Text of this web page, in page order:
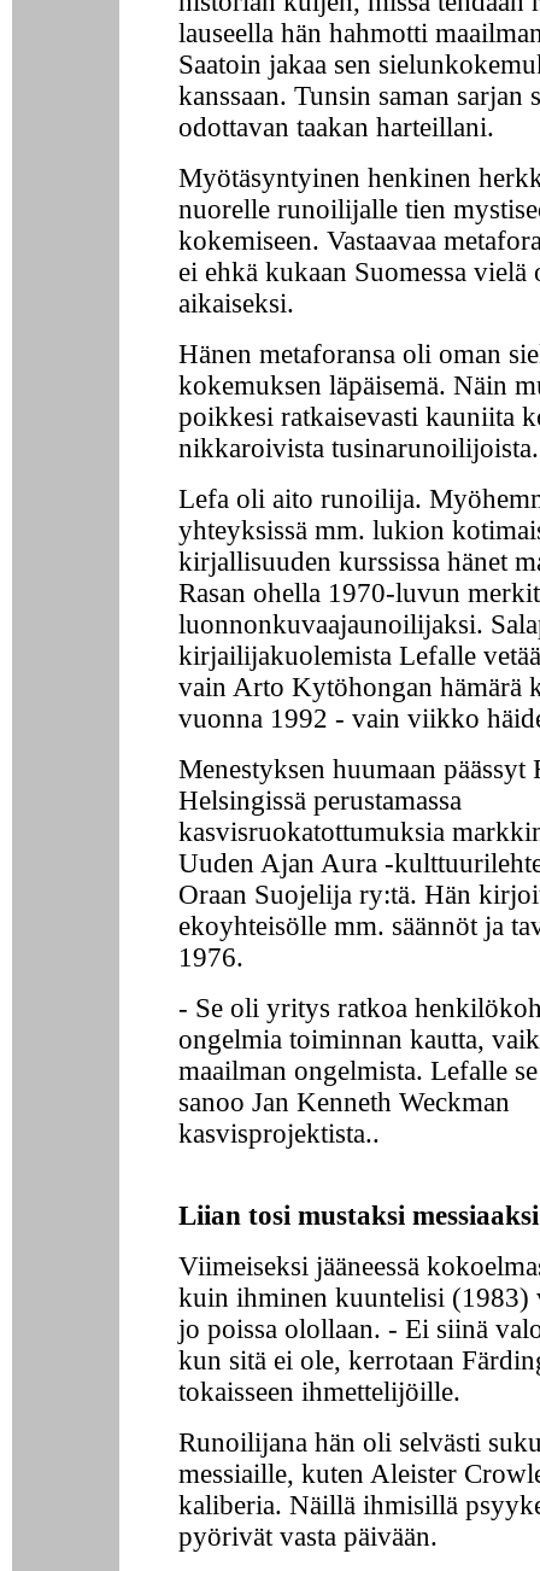
lauseella hän hahmotti
Saatoin jakaa sen
kanssaan. Tunsin saman sarjan
odottavan taakan harteillani.
Myötäsyntyinen henkinen
nuorelle runoilijalle tien
kokemiseen. Vastaavaa
ei ehkä kukaan Suomessa vielä
aikaiseksi.
Hänen metaforansa oli oman
kokemuksen läpäisemä. Näin
poikkesi ratkaisevasti kauniita
nikkaroivista tusinarunoilijoista.
Lefa oli aito runoilija.
yhteyksissä mm. lukion
kirjallisuuden kurssissa hänet
Rasan ohella 1970-luvun
luonnonkuvaajaunoilijaksi.
kirjailijakuolemista Lefalle
vain Arto Kytöhongan hämärä
vuonna 1992 - vain viikko
Menestyksen huumaan
Helsingissä perustamassa
kasvisruokatottumuksia
Uuden Ajan Aura -
Oraan Suojelija ry:tä. Hän
ekoyhteisölle mm. säännöt ja
1976.
- Se oli yritys ratkoa
ongelmia toiminnan kautta,
maailman ongelmista. Lefalle
sanoo Jan Kenneth Weckman
kasvisprojektista..
Liian tosi mustaksi messiaaksi
Viimeiseksi jääneessä
kuin ihminen kuuntelisi (1983)
jo poissa olollaan. - Ei siinä
kun sitä ei ole, kerrotaan
tokaisseen ihmettelijöille.
Runoilijana hän oli selvästi
messiaille, kuten Aleister
kaliberia. Näillä ihmisillä
pyörivät vasta päivään.